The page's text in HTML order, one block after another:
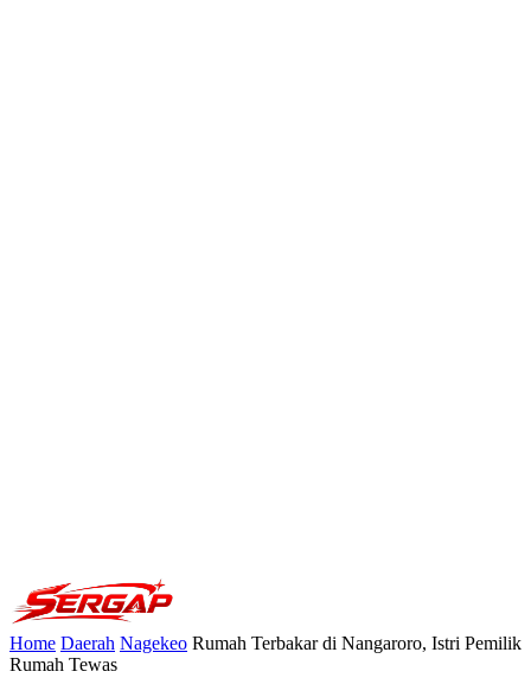
Home Daerah Nagekeo Rumah Terbakar di Nangaroro, Istri Pemilik
Rumah Tewas